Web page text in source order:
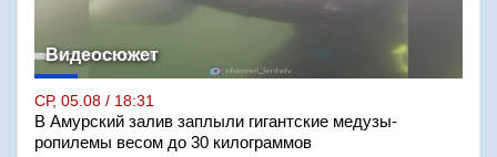
Видеосюжет
СР, 05.08 / 18:31
В Амурский залив заплыли гигантские медузы-
ропилемы весом до 30 килограммов